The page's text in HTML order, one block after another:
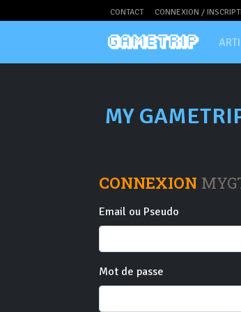
CONTACT CONNEXION /
MY
CONNEXION
Email ou Pseudo
Mot de passe